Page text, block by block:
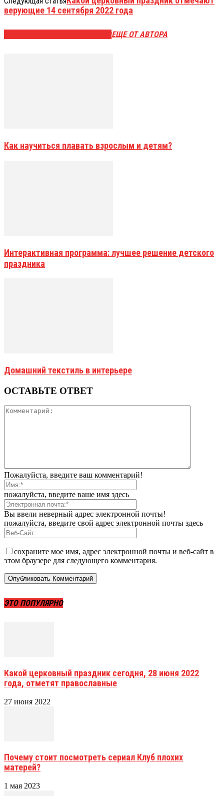
верующие 14 сентября 2022 года
ЕЩЕ ОТ АВТОРА
Как научиться плавать взрослым и детям?
Интерактивная программа: лучшее решение детского
праздника
Домашний текстиль в интерьере
ОСТАВЬТЕ ОТВЕТ
Пожалуйста, введите ваш комментарий!
пожалуйста, введите ваше имя здесь
Вы ввели неверный адрес электронной почты!
пожалуйста, введите свой адрес электронной почты здесь
сохраните мое имя, адрес электронной почты и веб-сайт в
этом браузере для следующего комментария.
ЭТО ПОПУЛЯРНО
Какой церковный праздник сегодня, 28 июня 2022
года, отметят православные
27 июня 2022
Почему стоит посмотреть сериал Клуб плохих
матерей?
1 мая 2023